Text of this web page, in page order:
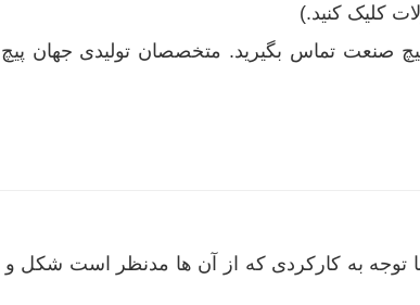
کلیک کنید.)
پیچ صنعت تماس بگیرید. متخصصان تولیدی جهان
با توجه به کارکردی که از آن ها مدنظر است